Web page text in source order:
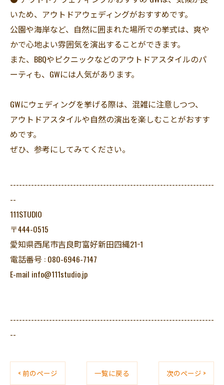
いため、アウトドアウェディングがおすすめです。
公園や海岸など、自然に囲まれた場所での挙式は、爽や
かで心地よい雰囲気を演出することができます。
また、BBQやピクニックなどのアウトドアスタイルのパ
ーティも、GWには人気があります。
GWにウェディングを挙げる際は、混雑に注意しつつ、
アウトドアスタイルや自然の演出を楽しむことがおすす
めです。
ぜひ、参考にしてみてください。
--------------------------------------------------------------------
--
111STUDIO
〒444-0515
愛知県西尾市吉良町富好新田四縄21−1
電話番号 : 080-6946-7147
E-mail info@111studio.jp
--------------------------------------------------------------------
--
< 前のページ 一覧に戻る 次のページ >